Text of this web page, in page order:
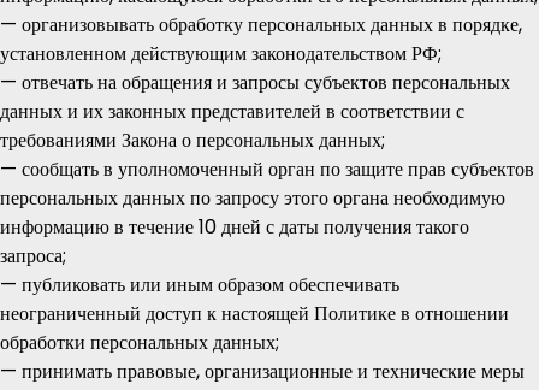
— организовывать обработку персональных данных в порядке,
установленном действующим законодательством РФ;
— отвечать на обращения и запросы субъектов персональных
данных и их законных представителей в соответствии с
требованиями Закона о персональных данных;
— сообщать в уполномоченный орган по защите прав субъектов
персональных данных по запросу этого органа необходимую
информацию в течение 10 дней с даты получения такого
запроса;
— публиковать или иным образом обеспечивать
неограниченный доступ к настоящей Политике в отношении
обработки персональных данных;
— принимать правовые, организационные и технические меры